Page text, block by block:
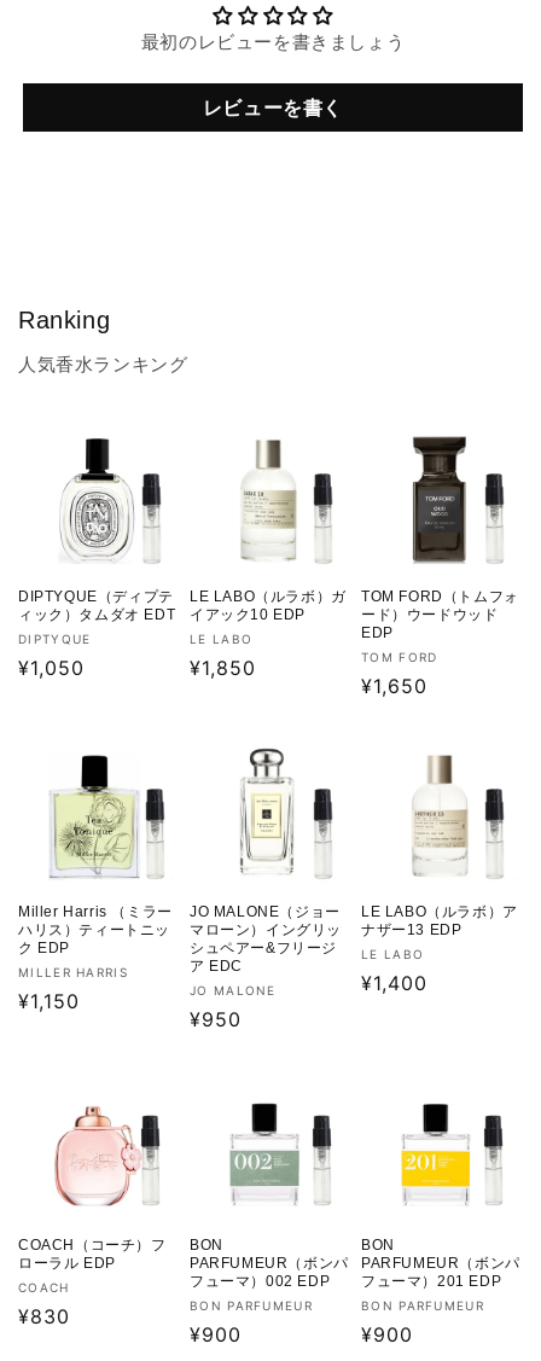
最初のレビューを書きましょう
レビューを書く
Ranking
人気香水ランキング
DIPTYQUE（ディプテ
ィック）タムダオ EDT
販
売
DIPTYQUE
通
¥1,050
LE LABO（ルラボ）ガ
イアック10 EDP
販
売
LE LABO
通
¥1,850
TOM FORD（トムフォ
ード）ウードウッド
EDP
販
売
TOM FORD
通
¥1,650
Miller Harris （ミラー
ハリス）ティートニッ
ク EDP
販
売
MILLER HARRIS
通
¥1,150
JO MALONE（ジョー
マローン）イングリッ
シュペアー&フリージ
ア EDC
販
売
JO MALONE
通
¥950
LE LABO（ルラボ）ア
ナザー13 EDP
販
売
LE LABO
通
¥1,400
COACH（コーチ）フ
ローラル EDP
販
売
COACH
通
¥830
BON
PARFUMEUR（ボンパ
フューマ）002 EDP
販
売
BON PARFUMEUR
通
¥900
BON
PARFUMEUR（ボンパ
フューマ）201 EDP
販
売
BON PARFUMEUR
通
¥900